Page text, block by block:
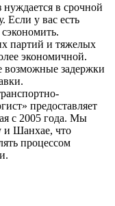
нуждается в срочной
Если у вас есть
партий и тяжелых
экономичной.
возможные задержки
предоставляет
с 2005 года. Мы
и Шанхае, что
процессом